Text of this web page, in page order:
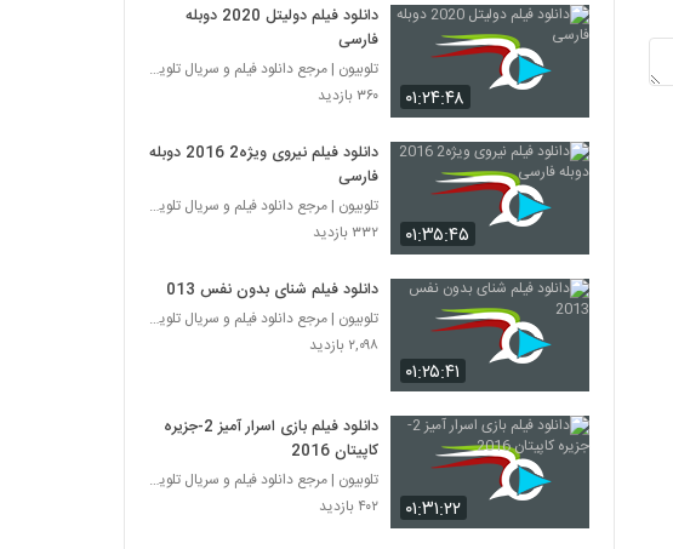
۰۱:۲۴:۴۸
دانلود فیلم دولیتل 2020 دوبله
فارسی
تلوبیون | مرجع دانلود فیلم و سریال تلویزیون
۳۶۰ بازدید
۰۱:۳۵:۴۵
دانلود فیلم نیروی ویژه2 2016 دوبله
فارسی
تلوبیون | مرجع دانلود فیلم و سریال تلویزیون
۳۳۲ بازدید
۰۱:۲۵:۴۱
دانلود فیلم شنای بدون نفس 2013
تلوبیون | مرجع دانلود فیلم و سریال تلویزیون
۲,۰۹۸ بازدید
۰۱:۳۱:۲۲
دانلود فیلم بازی اسرار آمیز 2-جزیره
کاپیتان 2016
تلوبیون | مرجع دانلود فیلم و سریال تلویزیون
۴۰۲ بازدید